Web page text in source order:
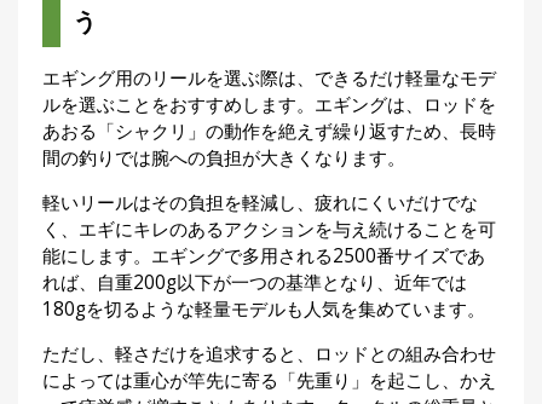
う
エギング用のリールを選ぶ際は、できるだけ軽量なモデ
ルを選ぶことをおすすめします。エギングは、ロッドを
あおる「シャクリ」の動作を絶えず繰り返すため、長時
間の釣りでは腕への負担が大きくなります。
軽いリールはその負担を軽減し、疲れにくいだけでな
く、エギにキレのあるアクションを与え続けることを可
能にします。エギングで多用される2500番サイズであ
れば、自重200g以下が一つの基準となり、近年では
180gを切るような軽量モデルも人気を集めています。
ただし、軽さだけを追求すると、ロッドとの組み合わせ
によっては重心が竿先に寄る「先重り」を起こし、かえ